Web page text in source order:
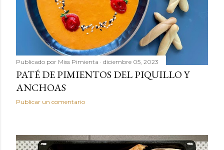
Publicado por Miss Pimienta diciembre 05, 2023
PATÉ DE PIMIENTOS DEL PIQUILLO Y
ANCHOAS
Publicar un comentario